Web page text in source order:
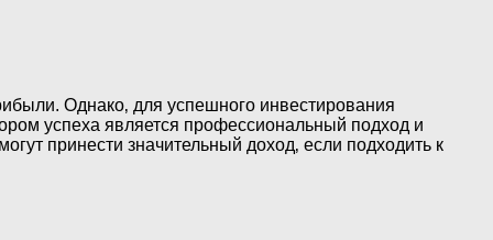
Однако‚ для успешного инвестирования
успеха является профессиональный подход и
принести значительный доход‚ если подходить к